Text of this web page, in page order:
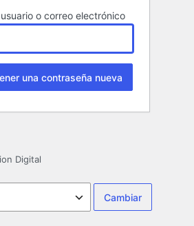
o correo electrónico
Digital